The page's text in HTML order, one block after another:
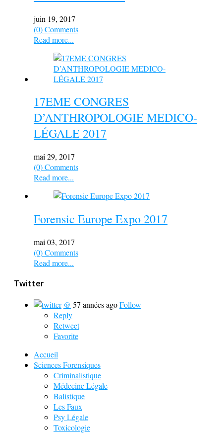
juin 19, 2017
(0) Comments
Read more...
17EME CONGRES
D’ANTHROPOLOGIE MEDICO-
LÉGALE 2017
mai 29, 2017
(0) Comments
Read more...
Forensic Europe Expo 2017
mai 03, 2017
(0) Comments
Read more...
Twitter
@ 57 années agoFollow
Reply
Retweet
Favorite
Accueil
Sciences Forensiques
Criminalistique
Médecine Légale
Balistique
Les Faux
Psy Légale
Toxicologie